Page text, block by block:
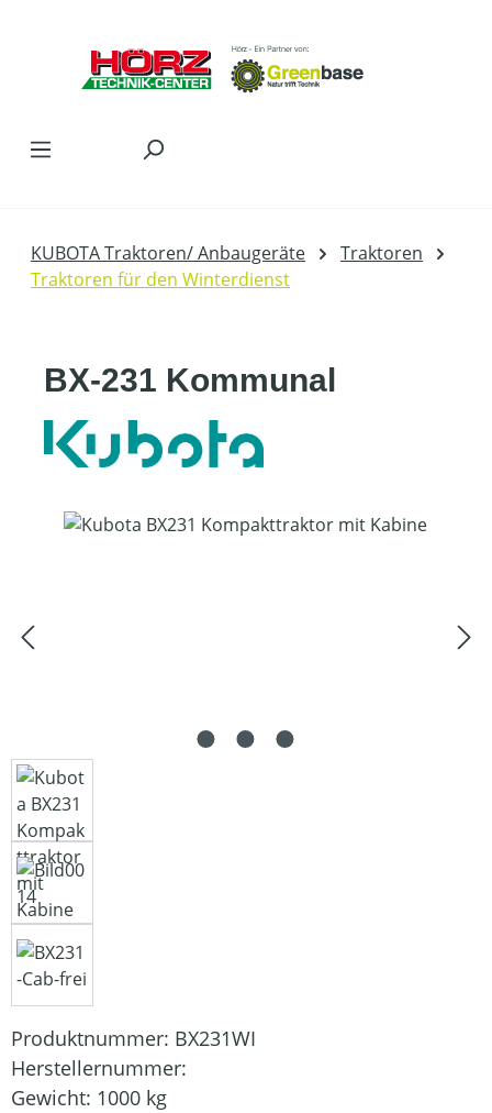
KUBOTA Traktoren/ Anbaugeräte
Traktoren
Traktoren für den Winterdienst
BX-231 Kommunal
Bildergalerie überspringen
Produktnummer: BX231WI
Herstellernummer:
Gewicht: 1000 kg